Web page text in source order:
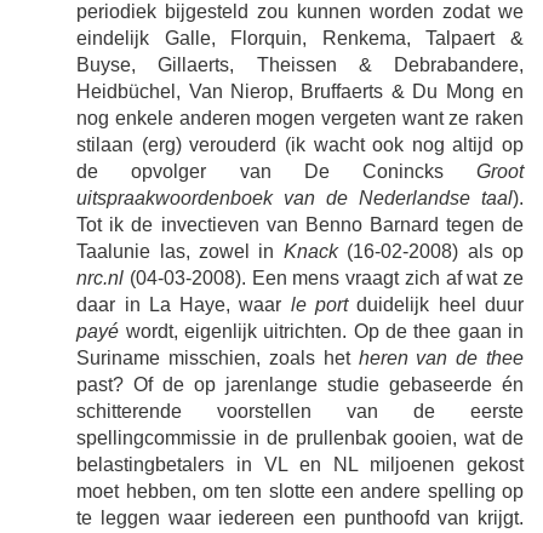
periodiek bijgesteld zou kunnen worden zodat we
eindelijk Galle, Florquin, Renkema, Talpaert &
Buyse, Gillaerts, Theissen & Debrabandere,
Heidbüchel, Van Nierop, Bruffaerts & Du Mong en
nog enkele anderen mogen vergeten want ze raken
stilaan (erg) verouderd (ik wacht ook nog altijd op
de opvolger van De Conincks Groot
uitspraakwoordenboek van de Nederlandse taal).
Tot ik de invectieven van Benno Barnard tegen de
Taalunie las, zowel in Knack(16-02-2008) als op
nrc.nl (04-03-2008). Een mens vraagt zich af wat ze
daar in La Haye, waar le portduidelijk heel duur
payé wordt, eigenlijk uitrichten. Op de thee gaan in
Suriname misschien, zoals het heren van de thee
past? Of de op jarenlange studie gebaseerde én
schitterende voorstellen van de eerste
spellingcommissie in de prullenbak gooien, wat de
belastingbetalers in VL en NL miljoenen gekost
moet hebben, om ten slotte een andere spelling op
te leggen waar iedereen een punthoofd van krijgt.